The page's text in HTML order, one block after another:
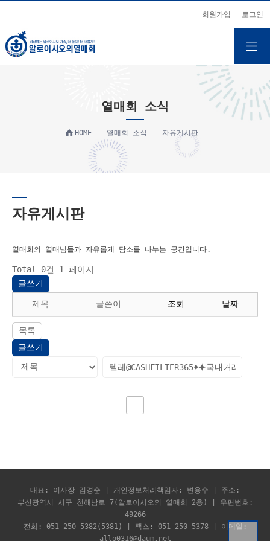
회원가입 로그인
열매회 소식
HOME 열매회 소식 자유게시판
자유게시판
열매회의 열매님들과 자유롭게 담소를 나누는 공간입니다.
Total 0건
1 페이지
글쓰기
제목 글쓴이 조회 날짜
목록
글쓰기
대표: 이사장 김경순 | 개인정보처리책임자: 변용수 | 주소:
부산광역시 서구 천해남로 7(알로이시오의 열매회 2층) | 우편번호:
49266
전화: 051-250-5382(5381) | 팩스: 051-250-5378 | 이메일:
allo0316@daum.net